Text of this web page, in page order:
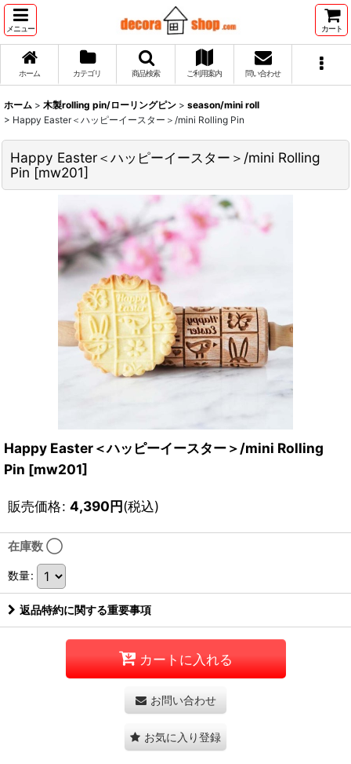
メニュー カート
ホーム カテゴリ 商品検索 ご利用案内 問い合わせ
ホーム > 木製rolling pin/ローリングピン > season/mini roll
> Happy Easter＜ハッピーイースター＞/mini Rolling Pin
Happy Easter＜ハッピーイースター＞/mini Rolling
Pin [mw201]
Happy Easter＜ハッピーイースター＞/mini Rolling
Pin [mw201]
販売価格: 4,390円(税込)
在庫数 ◯
数量:
返品特約に関する重要事項
カートに入れる
お問い合わせ
お気に入り登録